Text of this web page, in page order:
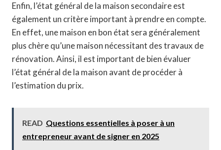
Enfin, l’état général de la maison secondaire est
également un critère important à prendre en compte.
En effet, une maison en bon état sera généralement
plus chère qu’une maison nécessitant des travaux de
rénovation. Ainsi, il est important de bien évaluer
l’état général de la maison avant de procéder à
l’estimation du prix.
READ Questions essentielles à poser à un
entrepreneur avant de signer en 2025